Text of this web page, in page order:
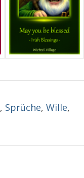
, Sprüche,Wille,